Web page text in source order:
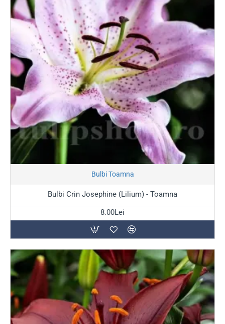
Bulbi Toamna
Bulbi Crin Josephine (Lilium) - Toamna
8.00Lei